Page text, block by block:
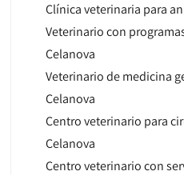
Clínica veterinaria para
Veterinario con
Celanova
Veterinario de medicina
Celanova
Centro veterinario para
Celanova
Centro veterinario con